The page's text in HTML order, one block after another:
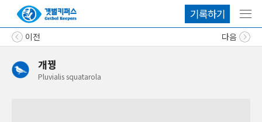
메
기록하기
이전 다음
개꿩
Pluvialissquatarola